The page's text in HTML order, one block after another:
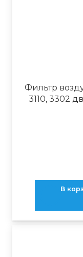
Фильтр
3110, 3302
В